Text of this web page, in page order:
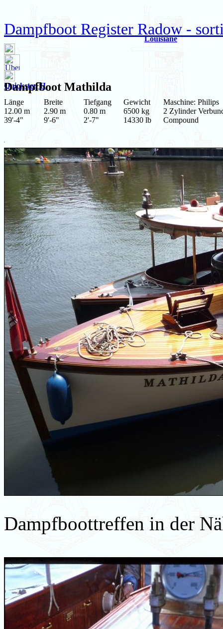
Dampfboot Register Radow -
Louisiane
Quickstep II
Dampfboot Mathilda
Länge
12.00 m
39'-4"
Breite
2.90 m
9'-6"
Tiefgang
0.80 m
2'-7"
Gewicht
6500 kg
14330 lb
Maschine: Philips
2 Zylinder
Compound
Dampfboottreffen in der